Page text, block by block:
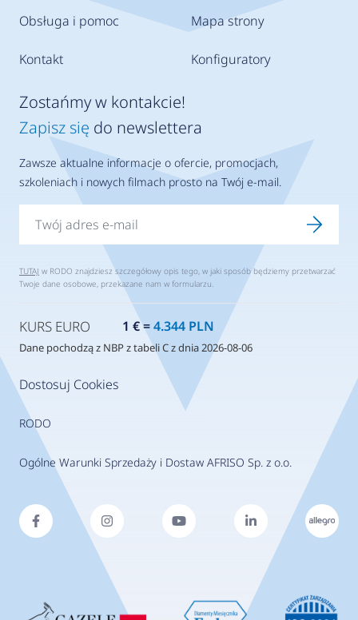
Obsługa i pomoc
Kontakt
Mapa strony
Konfiguratory
Dostosuj Cookies
RODO
Ogólne Warunki Sprzedaży i Dostaw AFRISO Sp. z o.o.
Zostańmy w kontakcie!
Zapisz się do newslettera
Zawsze aktualne informacje o ofercie, promocjach,
szkoleniach i nowych filmach prosto na Twój e-mail.
TUTAJ w RODO znajdziesz szczegółowy opis tego, w jaki sposób będziemy przetwarzać
Twoje dane osobowe, przekazane nam w formularzu.
KURS EURO 1 € =4.344 PLN
Dane pochodzą z NBP z tabeli C z dnia 2026-08-06